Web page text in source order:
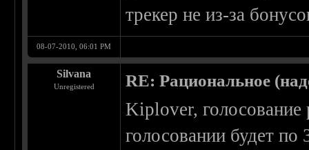
трекер не из-за
08-07-2010, 06:01 PM
Silvana
Unregistered RE: Рациональное
Kiplover, голосование
голосовании будет по